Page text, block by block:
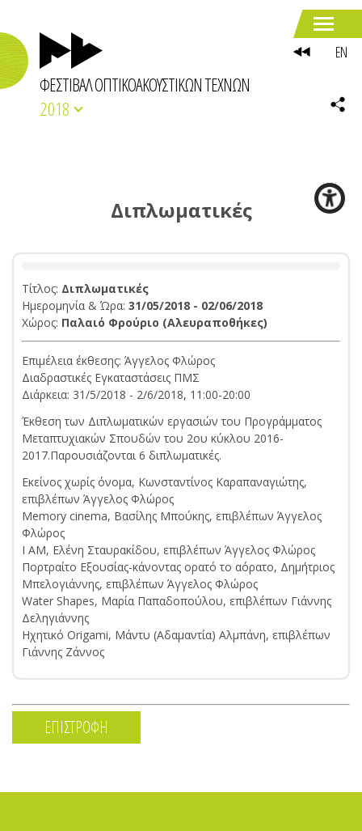
ΦΕΣΤΙΒΑΛ ΟΠΤΙΚΟΑΚΟΥΣΤΙΚΩΝ ΤΕΧΝΩΝ
2018
Διπλωματικές
Τίτλος: Διπλωματικές
Ημερομηνία & Ώρα: 31/05/2018 - 02/06/2018
Χώρος: Παλαιό Φρούριο (Αλευραποθήκες)
Επιμέλεια έκθεσης: Άγγελος Φλώρος
Διαδραστικές Εγκαταστάσεις ΠΜΣ
Διάρκεια: 31/5/2018 - 2/6/2018, 11:00-20:00
Έκθεση των Διπλωματικών εργασιών του Προγράμματος
Μεταπτυχιακών Σπουδών του 2ου κύκλου 2016-
2017.Παρουσιάζονται 6 διπλωματικές.
Εκείνος χωρίς όνομα, Κωνσταντίνος Καραπαναγιώτης,
επιβλέπων Άγγελος Φλώρος
Memory cinema, Βασίλης Μπούκης, επιβλέπων Άγγελος
Φλώρος
I AM, Ελένη Σταυρακίδου, επιβλέπων Άγγελος Φλώρος
Πορτραίτο Εξουσίας-κάνοντας ορατό το αόρατο, Δημήτριος
Μπελογιάννης, επιβλέπων Άγγελος Φλώρος
Water Shapes, Μαρία Παπαδοπούλου, επιβλέπων Γιάννης
Δεληγιάννης
Ηχητικό Origami, Μάντυ (Αδαμαντία) Αλμπάνη, επιβλέπων
Γιάννης Ζάννος
ΕΠΙΣΤΡΟΦΗ
EN